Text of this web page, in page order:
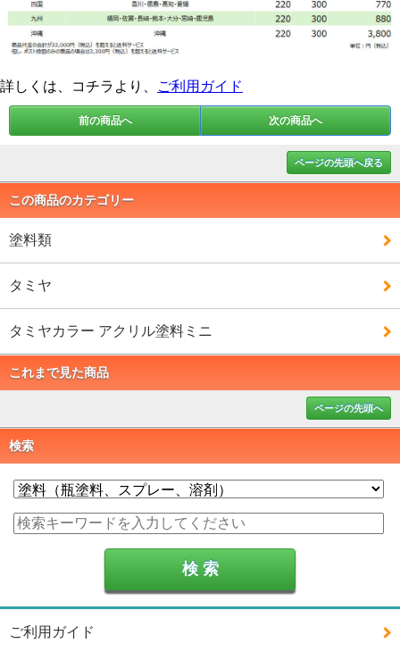
詳しくは、コチラより、 ご利用ガイド
前の商品へ 次の商品へ
ページの先頭へ戻る
この商品のカテゴリー
塗料類
タミヤ
タミヤカラー アクリル塗料ミニ
これまで見た商品
ページの先頭へ
検索
ご利用ガイド